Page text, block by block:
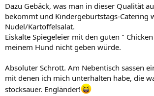
Dazu Gebäck, was man in dieser Qualität
bekommt und Kindergeburtstags-Catering
Nudel/Kartoffelsalat.
Eiskalte Spiegeleier mit den guten "
meinem Hund nicht geben würde.
Absoluter Schrott. Am Nebentisch sassen
mit denen ich mich unterhalten habe, die
stocksauer. Engländer!